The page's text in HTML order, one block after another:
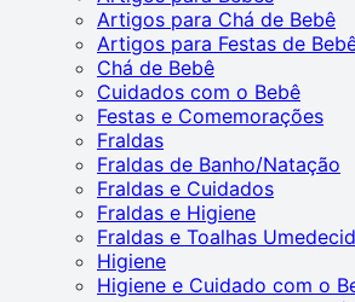
Artigos para Chá de Bebê
Artigos para Festas de
Chá de Bebê
Cuidados com o Bebê
Festas e Comemorações
Fraldas
Fraldas de Banho/Natação
Fraldas e Cuidados
Fraldas e Higiene
Fraldas e Toalhas
Higiene
Higiene e Cuidado com o